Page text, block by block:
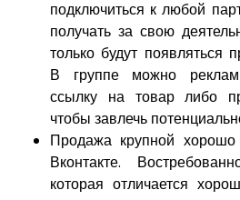
подключиться к любой
получать за свою
только будут появляться
В группе можно
ссылку на товар либо
чтобы завлечь
Продажа крупной хорошо
Вконтакте.
которая отличается